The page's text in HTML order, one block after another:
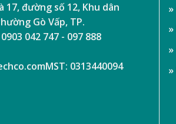
17, đường số 12, Khu dân
Gò Vấp, TP.
0903 042 747 - 097 888
MST: 0313440094